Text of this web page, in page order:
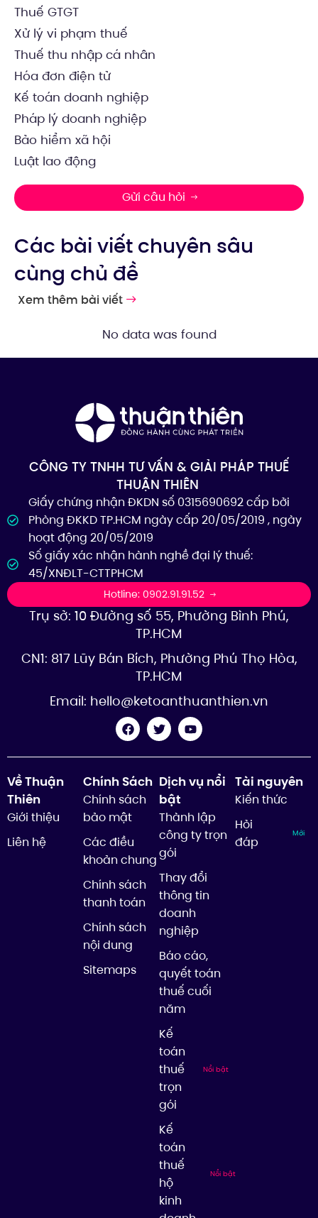
Thuế GTGT
Xử lý vi phạm thuế
Thuế thu nhập cá nhân
Hóa đơn điện tử
Kế toán doanh nghiệp
Pháp lý doanh nghiệp
Bảo hiểm xã hội
Luật lao động
Gửi câu hỏi
Các bài viết chuyên sâu
cùng chủ đề
Xem thêm bài viết
No data was found
CÔNG TY TNHH TƯ VẤN & GIẢI PHÁP THUẾ
THUẬN THIÊN
Giấy chứng nhận ĐKDN số 0315690692 cấp bởi
Phòng ĐKKD TP.HCM ngày cấp 20/05/2019 , ngày
hoạt động 20/05/2019
Số giấy xác nhận hành nghề đại lý thuế:
45/XNĐLT-CTTPHCM
Hotline: 0902.91.91.52
Trụ sở: 10 Đường số 55, Phường Bình Phú,
TP.HCM
CN1: 817 Lũy Bán Bích, Phường Phú Thọ Hòa,
TP.HCM
Email: hello@ketoanthuanthien.vn
Về Thuận
Thiên
Giới thiệu
Liên hệ
Chính Sách
Chính sách
bảo mật
Các điều
khoản chung
Chính sách
thanh toán
Chính sách
nội dung
Sitemaps
Dịch vụ nổi
bật
Thành lập
công ty trọn
gói
Thay đổi
thông tin
doanh
nghiệp
Báo cáo,
quyết toán
thuế cuối
năm
Kế
toán
thuế
trọn
gói
Nổi bật
Kế
toán
thuế
hộ
kinh
Nổi bật
Tài nguyên
Kiến thức
Hỏi
đáp
Mới